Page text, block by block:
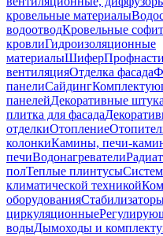
кровельные материалы
водоотводКровельные
кровлиГидроизоляционные
материалыШифер
вентиляцияОтделка фасада
панелиСайдинг
панелейДекоративные
плитка для фасада
отделкиОтопление
колонкиКамины, печи-
печиВодонагреватели
полТеплые плинтусы
климатической техникой
оборудования
циркуляционные
водыДымоходы и